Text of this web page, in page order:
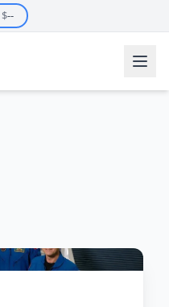
$--